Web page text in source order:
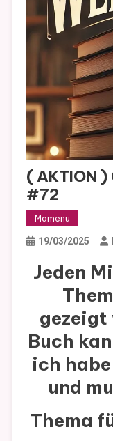
( AKTION )
#72
Mamenu
19/03/2025
Jeden
Buch
ich
und
Thema